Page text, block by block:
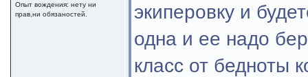
Опыт вождения: нету ни
прав,ни обязаностей.
экиперовку и
одна и ее надо
класс от бедноты